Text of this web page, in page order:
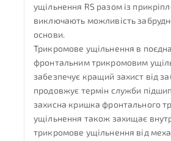
ущільнення RS разом із
виключають можливість
основи.
Трикромове ущільнення в
фронтальним трикромовим
забезпечує кращий захист від
продовжує термін служби
захисна кришка фронтального
ущільнення також захищає
трикромове ущільнення від